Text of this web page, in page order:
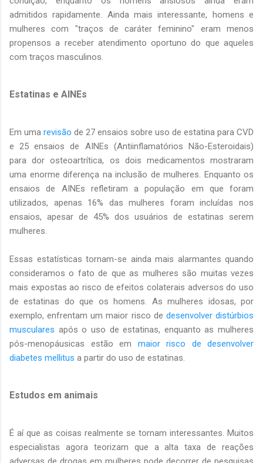
admitidos rapidamente. Ainda mais interessante, homens e
mulheres com "traços de caráter feminino" eram menos
propensos a receber atendimento oportuno do que aqueles
com traços masculinos.
Estatinas e AINEs
Em uma revisão de 27 ensaios sobre uso de estatina para CVD
e 25 ensaios de AINEs (Antiinflamatórios Não-Esteroidais)
para dor osteoartrítica, os dois medicamentos mostraram
uma enorme diferença na inclusão de mulheres. Enquanto os
ensaios de AINEs refletiram a população em que foram
utilizados, apenas 16% das mulheres foram incluídas nos
ensaios, apesar de 45% dos usuários de estatinas serem
mulheres.
Essas estatísticas tornam-se ainda mais alarmantes quando
consideramos o fato de que as mulheres são muitas vezes
mais expostas ao risco de efeitos colaterais adversos do uso
de estatinas do que os homens. As mulheres idosas, por
exemplo, enfrentam um maior risco de desenvolver distúrbios
musculares após o uso de estatinas, enquanto as mulheres
pós-menopáusicas estão em maior risco de desenvolver
diabetes mellitus a partir do uso de estatinas.
Estudos em animais
É aí que as coisas realmente se tornam interessantes. Muitos
especialistas agora teorizam que a alta taxa de reações